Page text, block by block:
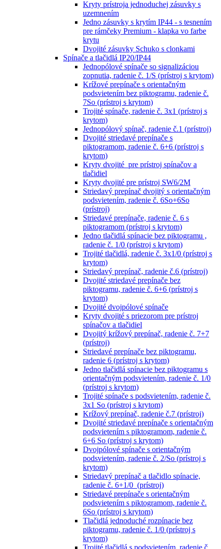
Kryty prístroja jednoduchej zásuvky s
uzemnením
Jedno zásuvky s krytím IP44 - s tesnením
pre rámčeky Premium - klapka vo farbe
krytu
Dvojité zásuvky Schuko s clonkami
Spínače a tlačidlá IP20/IP44
Jednopólové spínače so signalizáciou
zopnutia, radenie č. 1/S (prístroj s krytom)
Krížové prepínače s orientačným
podsvietením bez piktogramu, radenie č.
7So (prístroj s krytom)
Trojité spínače, radenie č. 3x1 (prístroj s
krytom)
Jednopólový spínač, radenie č.1 (prístroj)
Dvojité striedavé prepínače s
piktogramom, radenie č. 6+6 (prístroj s
krytom)
Kryty dvojité pre prístroj spínačov a
tlačidiel
Kryty dvojité pre prístroj SW6/2M
Striedavý prepínač dvojitý s orientačným
podsvietením, radenie č. 6So+6So
(prístroj)
Striedavé prepínače, radenie č. 6 s
piktogramom (prístroj s krytom)
Jedno tlačidlá spínacie bez piktogramu ,
radenie č. 1/0 (prístroj s krytom)
Trojité tlačidlá, radenie č. 3x1/0 (prístroj s
krytom)
Striedavý prepínač, radenie č.6 (prístroj)
Dvojité striedavé prepínače bez
piktogramu, radenie č. 6+6 (prístroj s
krytom)
Dvojité dvojpólové spínače
Kryty dvojité s priezorom pre prístroj
spínačov a tlačidiel
Dvojitý krížový prepínač, radenie č. 7+7
(prístroj)
Striedavé prepínače bez piktogramu,
radenie 6 (prístroj s krytom)
Jedno tlačidlá spínacie bez piktogramu s
orientačným podsvietením, radenie č. 1/0
(prístroj s krytom)
Trojité spínače s podsvietením, radenie č.
3x1 So (prístroj s krytom)
Krížový prepínač, radenie č.7 (prístroj)
Dvojité striedavé prepínače s orientačným
podsvietením s piktogramom, radenie č.
6+6 So (prístroj s krytom)
Dvojpólové spínače s orientačným
podsvietením, radenie č. 2/So (prístroj s
krytom)
Striedavý prepínač a tlačidlo spínacie,
radenie č. 6+1/0 (prístroj)
Striedavé prepínače s orientačným
podsvietením s piktogramom, radenie č.
6So (prístroj s krytom)
Tlačidlá jednoduché rozpínacie bez
piktogramu, radenie č. 1/0 (prístroj s
krytom)
Trojité tlačidlá s podsvietením, radenie č.